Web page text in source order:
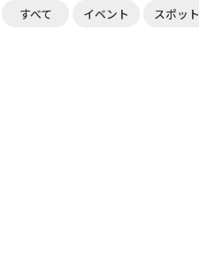
すべて イベント スポット